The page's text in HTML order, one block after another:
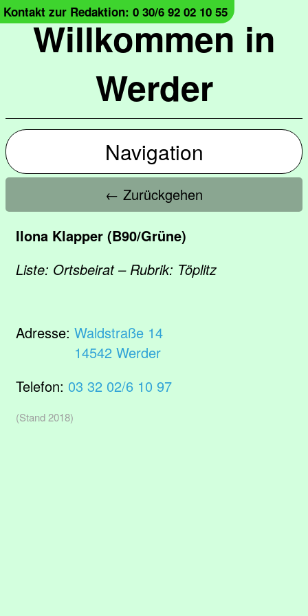
Willkommen in
Werder
Kontakt zur Redaktion: 0 30/6 92 02 10 55
Navigation
← Zurückgehen
Ilona Klapper (B90/Grüne)
Liste: Ortsbeirat – Rubrik: Töplitz
Adresse: Waldstraße 14
14542 Werder
Telefon: 03 32 02/6 10 97
(Stand 2018)